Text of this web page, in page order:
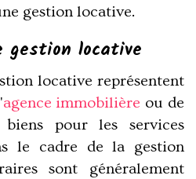
gestion locative.
gestion locative
locative représentent
agence immobilière ou de
pour les services
le cadre de la gestion
sont généralement